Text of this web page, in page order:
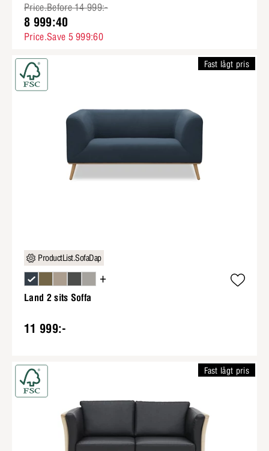
Price.Before 14 999:-
8 999:40
Price.Save 5 999:60
ProductList.SofaDap
+
Land 2 sits Soffa
11 999:-
Fast lågt pris
Fast lågt pris